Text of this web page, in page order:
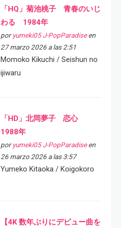
「HQ」菊池桃子 青春のいじ
わる 1984年
por yumeki05 J-PopParadiseen
27 marzo 2026 a las 2:51
Momoko Kikuchi / Seishun no
ijiwaru
「HD」北岡夢子 恋心
1988年
por yumeki05 J-PopParadiseen
26 marzo 2026 a las 3:57
Yumeko Kitaoka / Koigokoro
【4K 数年ぶりにデビュー曲を